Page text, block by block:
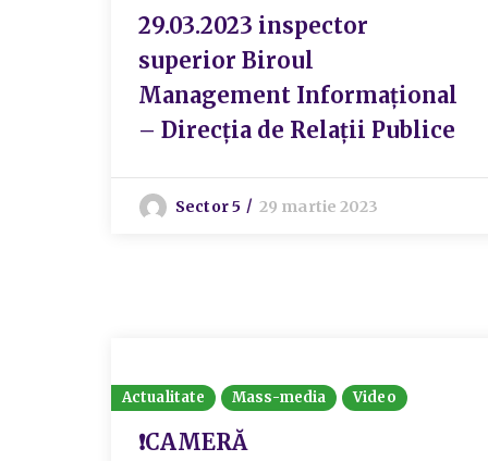
29.03.2023 inspector
superior Biroul
Management Informațional
– Direcția de Relații Publice
Sector 5 29 martie 2023
Actualitate Mass-media Video
❗️CAMERĂ